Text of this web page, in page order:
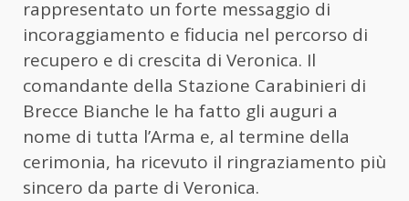
rappresentato un forte messaggio di
incoraggiamento e fiducia nel percorso di
recupero e di crescita di Veronica. Il
comandante della Stazione Carabinieri di
Brecce Bianche le ha fatto gli auguri a
nome di tutta l’Arma e, al termine della
cerimonia, ha ricevuto il ringraziamento più
sincero da parte di Veronica.